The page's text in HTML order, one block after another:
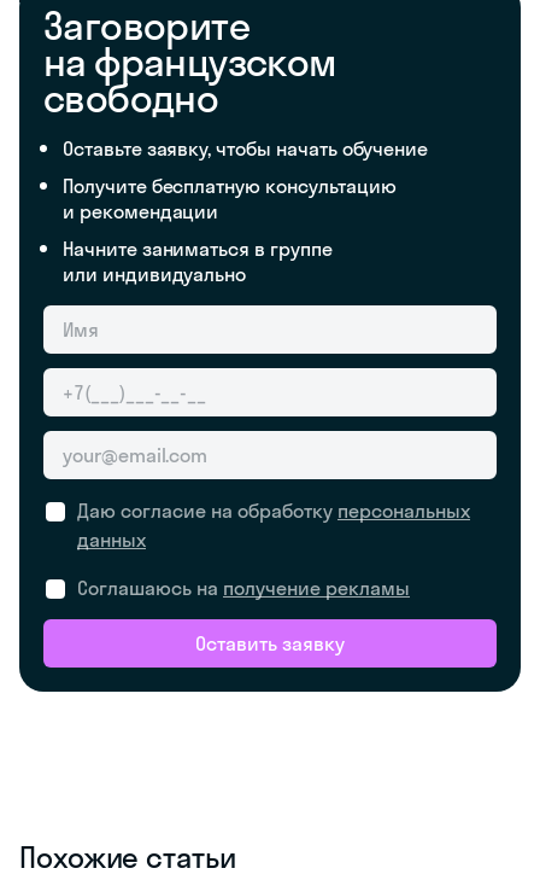
Заговорите
на французском
свободно
Оставьте заявку, чтобы начать обучение
Получите бесплатную консультацию
и рекомендации
Начните заниматься в группе
или индивидуально
Даю согласие на обработку персональных
данных
Соглашаюсь на получение рекламы
Оставить заявку
Похожие статьи